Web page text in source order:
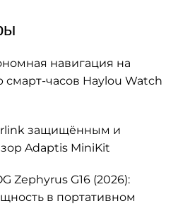
навигация на
смарт-часов Haylou Watch
защищённым и
Adaptis MiniKit
Zephyrus G16 (2026):
в портативном